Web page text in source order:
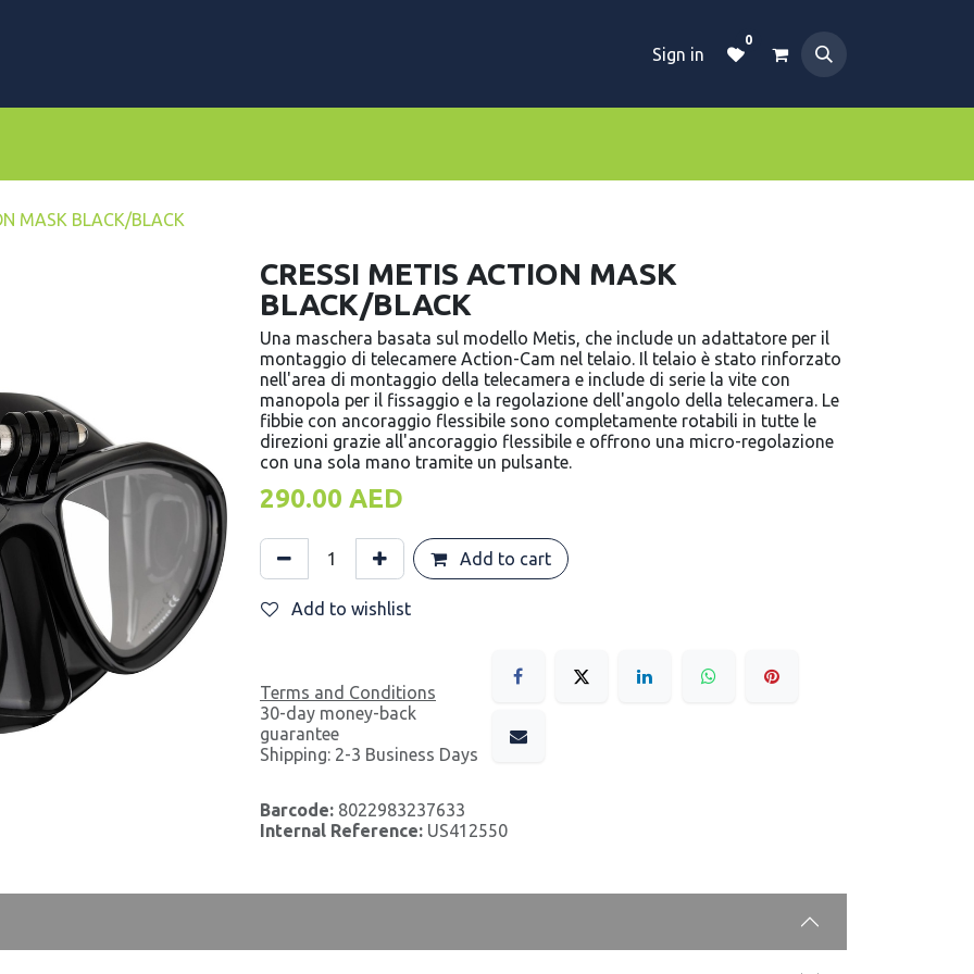
Sign in
0
MASK BLACK/BLACK
CRESSI METIS ACTION MASK
BLACK/BLACK
Una maschera basata sul modello Metis, che include un adattatore per il
montaggio di telecamere Action-Cam nel telaio. Il telaio è stato rinforzato
nell'area di montaggio della telecamera e include di serie la vite con
manopola per il fissaggio e la regolazione dell'angolo della telecamera. Le
fibbie con ancoraggio flessibile sono completamente rotabili in tutte le
direzioni grazie all'ancoraggio flessibile e offrono una micro-regolazione
con una sola mano tramite un pulsante.
290.00 AED
Add to cart
Add to wishlist
Terms and Conditions
30-day money-back
guarantee
Shipping: 2-3 Business Days
Barcode: 8022983237633
Internal Reference: US412550